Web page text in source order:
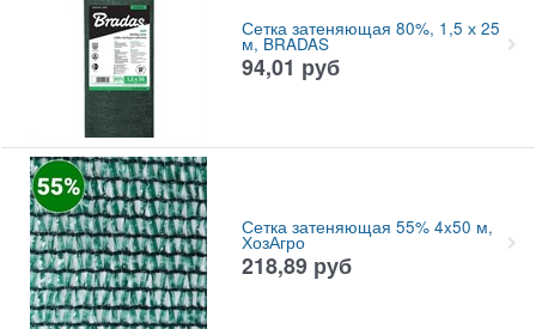
Сетка затеняющая 80%, 1,5 х 25
м, BRADAS
94,01 руб
Сетка затеняющая 55% 4x50 м,
ХозАгро
218,89 руб